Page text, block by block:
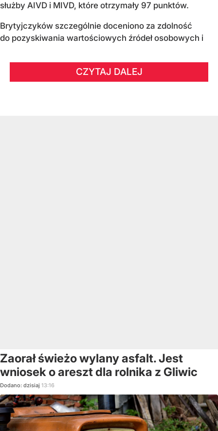
służby AIVD i MIVD, które otrzymały 97 punktów.
Brytyjczyków szczególnie doceniono za zdolność
do pozyskiwania wartościowych źródeł osobowych i
CZYTAJ DALEJ
Zaorał świeżo wylany asfalt. Jest
wniosek o areszt dla rolnika z Gliwic
Dodano: dzisiaj 13:16